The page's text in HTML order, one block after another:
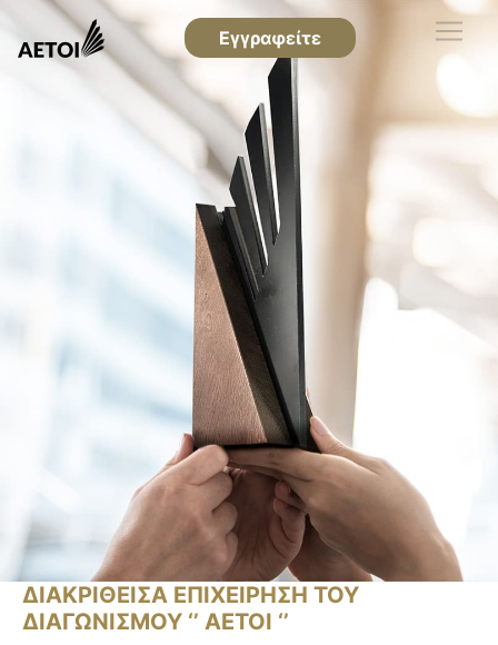
Εγγραφείτε
ΔΙΑΚΡΙΘΕΙΣΑ ΕΠΙΧΕΙΡΗΣΗ ΤΟΥ
ΔΙΑΓΩΝΙΣΜΟΥ ‘’ ΑΕΤΟΙ ‘’